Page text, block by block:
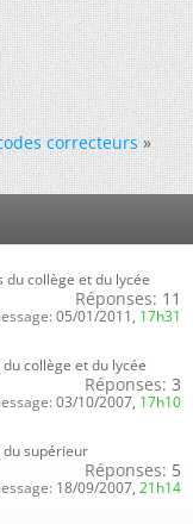
correcteurs »
collège et du lycée
Réponses: 11
05/01/2011, 17h31
collège et du lycée
Réponses: 3
03/10/2007, 17h10
supérieur
Réponses: 5
18/09/2007, 21h14